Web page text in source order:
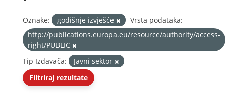
Oznake: godišnje izvješće
Vrsta podataka:
http://publications.europa.eu/resource/authority/access-
right/PUBLIC
Tip Izdavača:
Javni sektor
Filtriraj rezultate